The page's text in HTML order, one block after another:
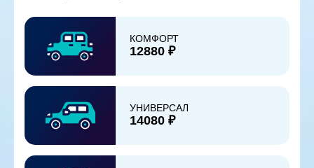
КОМФОРТ
12880 ₽
УНИВЕРСАЛ
14080 ₽